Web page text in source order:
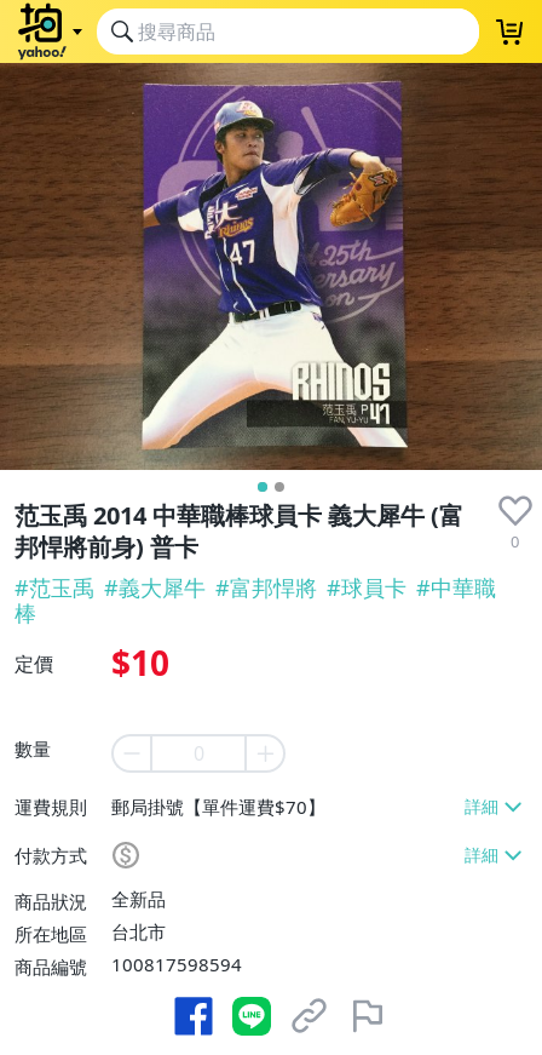
范玉禹 2014 中華職棒球員卡 義大犀牛 (富
邦悍將前身) 普卡
0
#范玉禹 #義大犀牛 #富邦悍將 #球員卡 #中華職
棒
定價 $10
數量
運費規則
郵局掛號【單件運費$70】
付款方式
商品狀況
全新品
所在地區
台北市
商品編號
100817598594